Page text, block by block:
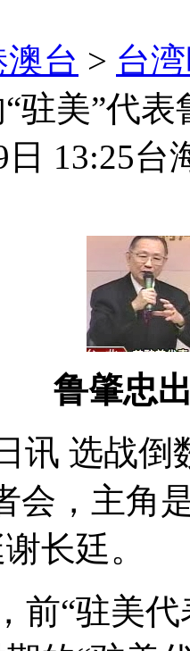
澳台 > 台
驻美”代
13:25台
鲁肇忠
讯 选战
会，主角
长廷。
前“驻美